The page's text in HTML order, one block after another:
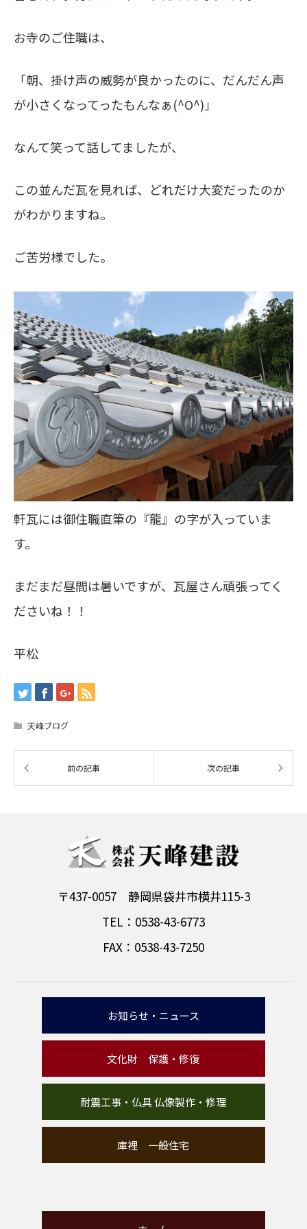
お寺のご住職は、
「朝、掛け声の威勢が良かったのに、だんだん声
が小さくなってったもんなぁ(^O^)」
なんて笑って話してましたが、
この並んだ瓦を見れば、どれだけ大変だったのか
がわかりますね。
ご苦労様でした。
軒瓦には御住職直筆の『龍』の字が入っていま
す。
まだまだ昼間は暑いですが、瓦屋さん頑張ってく
ださいね！！
平松
天峰ブログ
〒437-0057 静岡県袋井市横井115-3
TEL：0538-43-6773
FAX：0538-43-7250
お知らせ・ニュース
文化財 保護・修復
耐震工事・仏具 仏像製作・修理
庫裡 一般住宅